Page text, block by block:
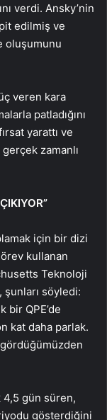
verdi. Ansky’nin
edilmiş ve
oluşumunu
veren kara
patladığını
yarattı ve
zamanlı
için bir dizi
kullanan
Teknoloji
şunları söyledi:
bir QPE’de
kat daha parlak.
4,5 gün süren,
gösterdiğini